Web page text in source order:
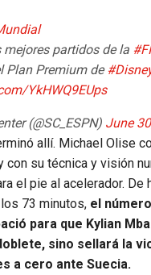
mejores partidos de la
Plan Premium de
YkHWQ9EUps
(@SC_ESPN) June
allí. Michael Olise
con su técnica y visión
el pie al acelerador. De
73 minutos, el
para que Kylian
sino sellará la
a cero ante Suecia.